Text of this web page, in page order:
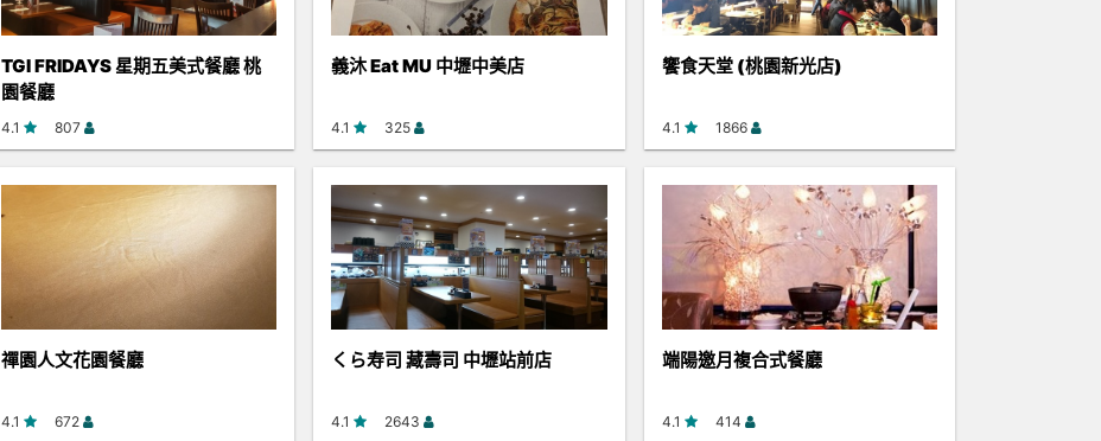
TGI FRIDAYS 星期五美式餐廳 桃
園餐廳
4.1 807
義沐 Eat MU 中壢中美店
4.1 325
饗食天堂 (桃園新光店)
4.1 1866
禪園人文花園餐廳
4.1 672
くら寿司 藏壽司 中壢站前店
4.1 2643
端陽邀月複合式餐廳
4.1 414